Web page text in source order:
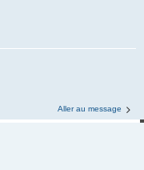
Aller au message